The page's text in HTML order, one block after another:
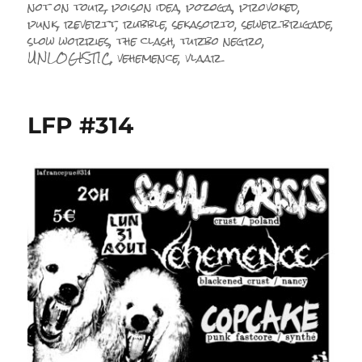
not on tour,poison idea,pozoga,provoked,
punk,revertt,rubble,sekasorto,sewer brigade,
slow worries,the clash,turbo negro,
UNLOGISTIC,vehemence,vlaar
LFP #314